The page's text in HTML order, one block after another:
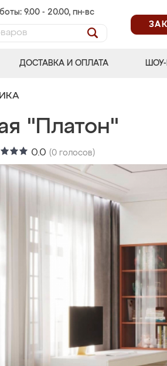
9.00 - 20.00, пн-вс
ДОСТАВКА И ОПЛАТА
"Платон"
0.0 (0 голосов)